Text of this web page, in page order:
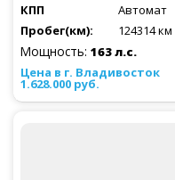
Автомат
124314 км
Мощность: 163 л.с.
1.628.000 руб.